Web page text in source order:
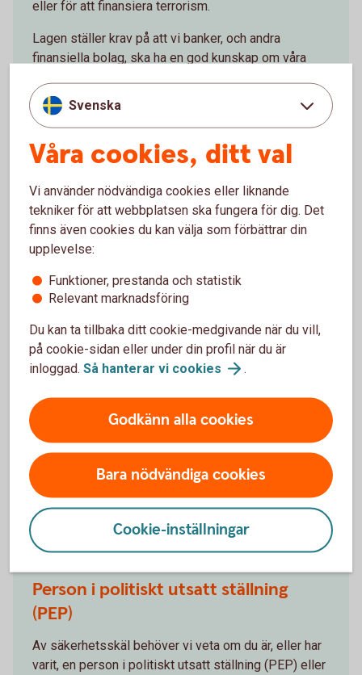
eller för att finansiera terrorism.
Lagen ställer krav på att vi banker, och andra
finansiella bolag, ska ha en god kunskap om våra
Vi som bank har också skyldighet att löpande följa
upp att informationen vi har är aktuell. Därför ställer
eller i internetbanken och appen.
Vårt arbete mot penningtvätt och
terroristfinansiering(swedbank.com)
Information om FATCA och
Politiskt utsatt ställning (PEP)
FATCA för skattskyldiga i USA
Är du skattskyldig i USA? Från 1 juli 2014 frågar
Swedbank, och alla andra banker och finansiella
institut i Sverige, nya kunder om de är skattskyldiga i
FATCA för skattskyldiga iUSA
Person i politiskt utsatt ställning
(PEP)
Av säkerhetsskäl behöver vi veta om du är, eller har
varit, en person i politiskt utsatt ställning (PEP) eller
Svenska
Våra cookies, ditt val
Vi använder nödvändiga cookies eller liknande
tekniker för att webbplatsen ska fungera för dig. Det
finns även cookies du kan välja som förbättrar din
upplevelse:
Funktioner, prestanda och statistik
Relevant marknadsföring
Du kan ta tillbaka ditt cookie-medgivande när du vill,
på cookie-sidan eller under din profil när du är
inloggad. Så hanterar vi cookies .
Godkänn alla cookies
Bara nödvändiga cookies
Cookie-inställningar